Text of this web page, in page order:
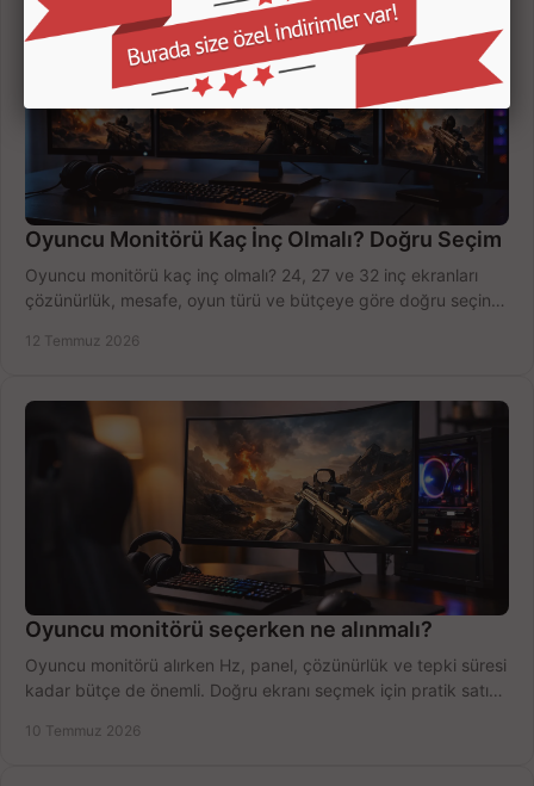
Oyuncu Monitörü Kaç İnç Olmalı? Doğru Seçim
Oyuncu monitörü kaç inç olmalı? 24, 27 ve 32 inç ekranları
çözünürlük, mesafe, oyun türü ve bütçeye göre doğru seçin,
12 Temmuz 2026
Oyuncu monitörü seçerken ne alınmalı?
Oyuncu monitörü alırken Hz, panel, çözünürlük ve tepki süresi
kadar bütçe de önemli. Doğru ekranı seçmek için pratik satın
10 Temmuz 2026